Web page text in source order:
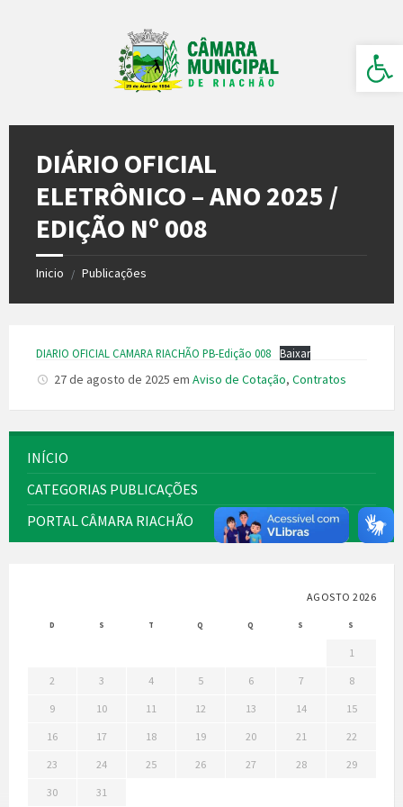
Barra de Ferramentas Aberta
DIÁRIO OFICIAL
ELETRÔNICO – ANO 2025 /
EDIÇÃO Nº 008
Inicio / Publicações
DIARIO OFICIAL CAMARA RIACHÃO PB-Edição 008 Baixar
27 de agosto de 2025 em Aviso de Cotação, Contratos
INÍCIO
CATEGORIAS PUBLICAÇÕES
PORTAL CÂMARA RIACHÃO
AGOSTO 2026
D S T Q Q S S
1
2 3 4 5 6 7 8
9 10 11 12 13 14 15
16 17 18 19 20 21 22
23 24 25 26 27 28 29
30 31